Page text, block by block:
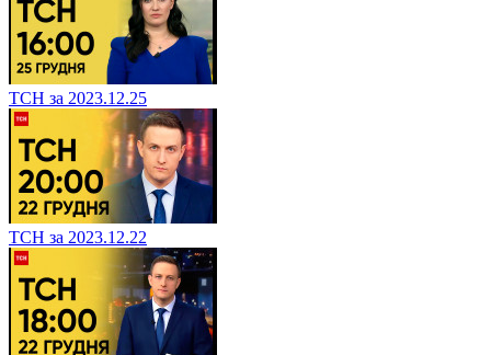
ТСН за 2023.12.25
ТСН за 2023.12.22